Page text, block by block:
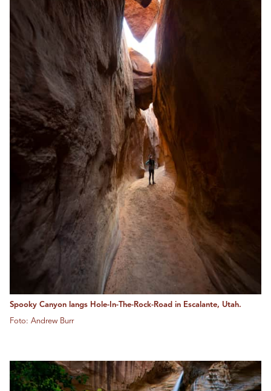
Spooky Canyon langs Hole-In-The-Rock-Road in Escalante, Utah.
Foto: Andrew Burr